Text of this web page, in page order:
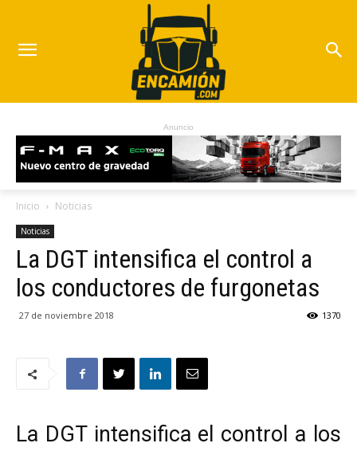
Anuncio
Inicio Noticias
Noticias
La DGT intensifica el control a
los conductores de furgonetas
27 de noviembre 2018 1370
La DGT intensifica el control a los